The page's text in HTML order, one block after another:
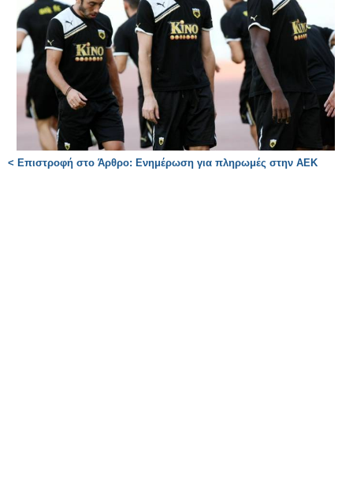
< Επιστροφή στο Άρθρο: Ενημέρωση για πληρωμές στην ΑΕΚ